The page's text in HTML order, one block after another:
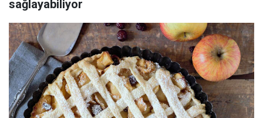
sağlayabiliyor